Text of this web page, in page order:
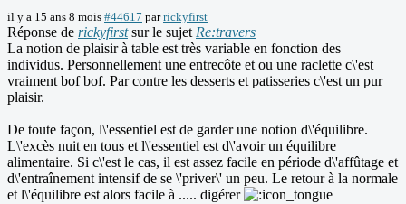
il y a 15 ans 8 mois #44617 parrickyfirst
Réponse de rickyfirstsur le sujet Re:travers
La notion de plaisir à table est très variable en fonction des
individus. Personnellement une entrecôte et ou une raclette c\'est
vraiment bof bof. Par contre les desserts et patisseries c\'est un pur
plaisir.
De toute façon, l\'essentiel est de garder une notion d\'équilibre.
L\'excès nuit en tous et l\'essentiel est d\'avoir un équilibre
alimentaire. Si c\'est le cas, il est assez facile en période d\'affûtage et
d\'entraînement intensif de se \'priver\' un peu. Le retour à la normale
et l\'équilibre est alors facile à ..... digérer